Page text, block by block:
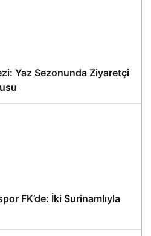
Yaz Sezonunda Ziyaretçi
FK’de: İki Surinamlıyla